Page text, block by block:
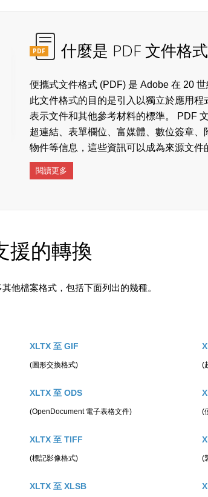
PDF 什麼是 PDF 文件格式
便攜式文件格式 (PDF) 是 Adobe 在 20
此文件格式的目的是引入以獨立於應用
表示文件和其他參考材料的標準。 PDF
超連結、表單欄位、富媒體、數位簽章
物件等信息，這些資訊可以成為來源文件
閱讀更多
援的轉換
他檔案格式，包括下面列出的幾種。
XLTX 至 GIF
(圖形交換格式) (
XLTX 至 ODS
(OpenDocument 電子表格文件) (
XLTX 至 TIFF
(標記影像格式) (
XLTX 至 XLSB